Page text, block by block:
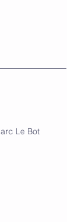
Le Bot